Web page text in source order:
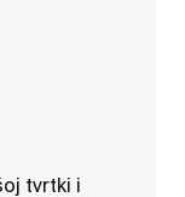
tvrtki i